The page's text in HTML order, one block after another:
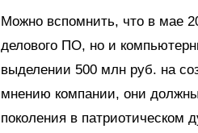
Можно вспомнить, что в мае
делового ПО, но и
выделении 500 млн руб. на
мнению компании, они
поколения в патриотическом